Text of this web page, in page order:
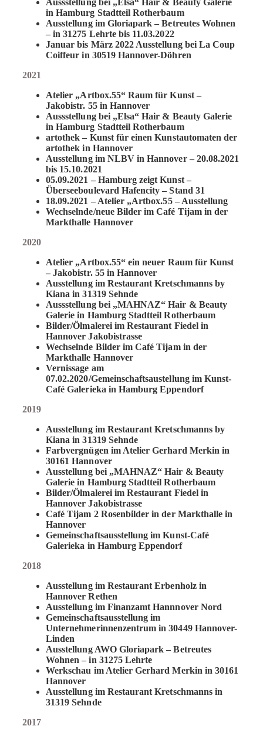
in Hamburg Stadtteil Rotherbaum
Ausstellung im Gloriapark – Betreutes Wohnen
– in 31275 Lehrte bis 11.03.2022
Januar bis März 2022 Ausstellung bei La Coup
Coiffeur in 30519 Hannover-Döhren
2021
Atelier „Artbox.55“ Raum für Kunst –
Jakobistr. 55 in Hannover
Aussstellung bei „Elsa“ Hair & Beauty Galerie
in Hamburg Stadtteil Rotherbaum
artothek – Kunst für einen Kunstautomaten der
artothek in Hannover
Ausstellung im NLBV in Hannover – 20.08.2021
bis 15.10.2021
05.09.2021 – Hamburg zeigt Kunst –
Überseeboulevard Hafencity – Stand 31
18.09.2021 – Atelier „Artbox.55 – Ausstellung
Wechselnde/neue Bilder im Café Tijam in der
Markthalle Hannover
2020
Atelier „Artbox.55“ ein neuer Raum für Kunst
– Jakobistr. 55 in Hannover
Ausstellung im Restaurant Kretschmanns by
Kiana in 31319 Sehnde
Aussstellung bei „MAHNAZ“ Hair & Beauty
Galerie in Hamburg Stadtteil Rotherbaum
Bilder/Ölmalerei im Restaurant Fiedel in
Hannover Jakobistrasse
Wechselnde Bilder im Café Tijam in der
Markthalle Hannover
Vernissage am
07.02.2020/Gemeinschaftsaustellung im Kunst-
Café Galerieka in Hamburg Eppendorf
2019
Ausstellung im Restaurant Kretschmanns by
Kiana in 31319 Sehnde
Farbvergnügen im Atelier Gerhard Merkin in
30161 Hannover
Ausstellung bei „MAHNAZ“ Hair & Beauty
Galerie in Hamburg Stadtteil Rotherbaum
Bilder/Ölmalerei im Restaurant Fiedel in
Hannover Jakobistrasse
Café Tijam 2 Rosenbilder in der Markthalle in
Hannover
Gemeinschaftsausstellung im Kunst-Café
Galerieka in Hamburg Eppendorf
2018
Ausstellung im Restaurant Erbenholz in
Hannover Rethen
Ausstellung im Finanzamt Hannnover Nord
Gemeinschaftsausstellung im
Unternehmerinnenzentrum in 30449 Hannover-
Linden
Ausstellung AWO Gloriapark – Betreutes
Wohnen – in 31275 Lehrte
Werkschau im Atelier Gerhard Merkin in 30161
Hannover
Ausstellung im Restaurant Kretschmanns in
31319 Sehnde
2017